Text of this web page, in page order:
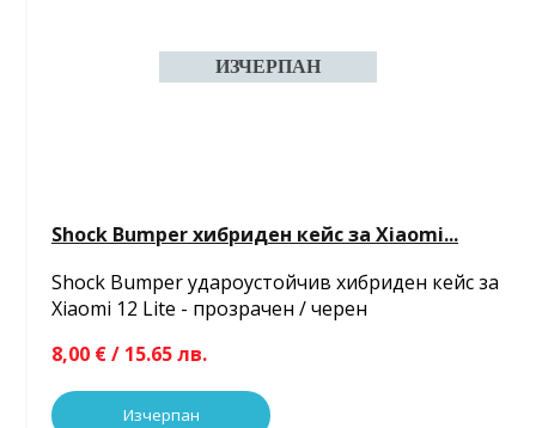
Shock Bumper хибриден кейс за Xiaomi...
Shock Bumper удароустойчив хибриден кейс за
Xiaomi 12 Lite - прозрачен / черен
8,00 € / 15.65 лв.
Изчерпан